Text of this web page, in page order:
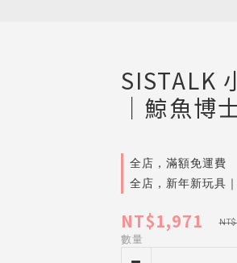
SISTALK
｜鯨魚博
全店，滿額免運費
全店，新年新玩具
NT$1,971
數量